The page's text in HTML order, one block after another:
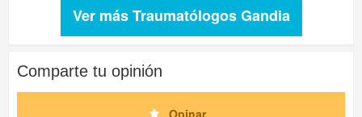
Ver más Traumatólogos Gandia
Comparte tu opinión
Opinar